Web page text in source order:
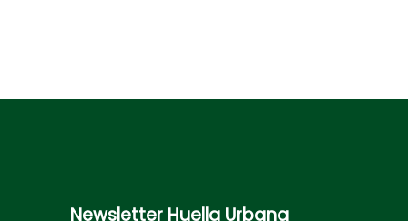
Newsletter Huella Urbana